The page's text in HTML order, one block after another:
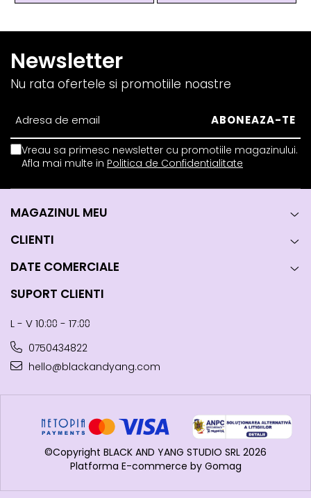
Newsletter
Nu rata ofertele si promotiile noastre
Vreau sa primesc newsletter cu promotiile magazinului.
Afla mai multe in Politica de Confidentialitate
MAGAZINUL MEU
CLIENTI
DATE COMERCIALE
SUPORT CLIENTI
L - V 10:⩇⩇ - 17:⩇⩇
0750434822
hello@blackandyang.com
©Copyright BLACK AND YANG STUDIO SRL 2026
Platforma E-commerce by Gomag